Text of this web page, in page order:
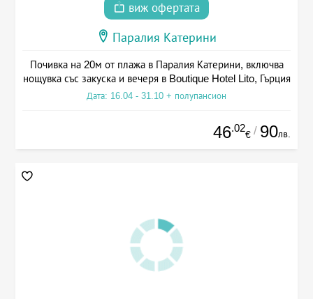
виж офертата
Паралия Катерини
Почивка на 20м от плажа в Паралия Катерини, включва
нощувка със закуска и вечеря в Boutique Hotel Lito, Гърция
Дата: 16.04 - 31.10 + полупансион
46.02
€ / 90лв.